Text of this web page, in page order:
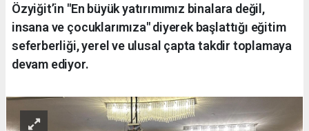
Özyiğit’in "En büyük yatırımımız binalara değil,
insana ve çocuklarımıza" diyerek başlattığı eğitim
seferberliği, yerel ve ulusal çapta takdir toplamaya
devam ediyor.